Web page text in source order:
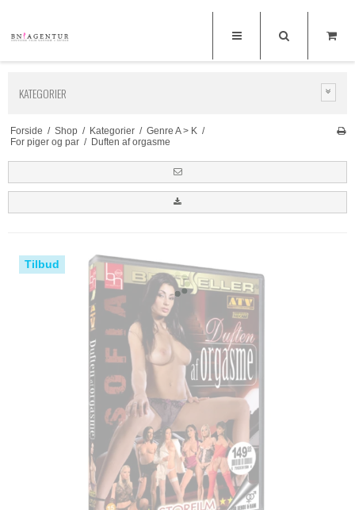
KATEGORIER
Forside / Shop / Kategorier / Genre A > K /
For piger og par / Duften af orgasme
Tilbud